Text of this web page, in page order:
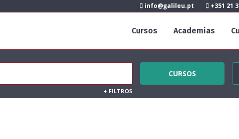
info@galileu.pt +351 21
Cursos Academias
CURSOS
+ FILTROS